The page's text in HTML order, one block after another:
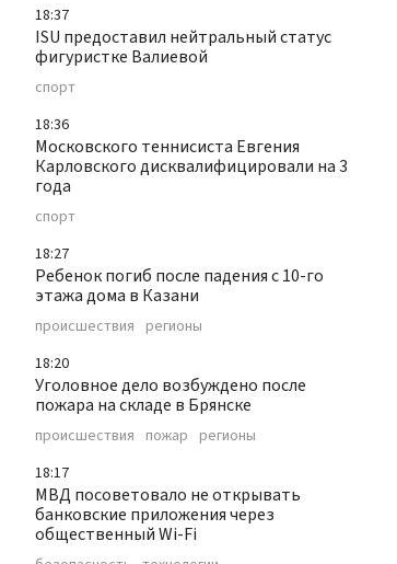
18:37
ISU предоставил нейтральный статус
фигуристке Валиевой
спорт
18:36
Московского теннисиста Евгения
Карловского дисквалифицировали на 3
года
спорт
18:27
Ребенок погиб после падения с 10-го
этажа дома в Казани
происшествия регионы
18:20
Уголовное дело возбуждено после
пожара на складе в Брянске
происшествия пожар регионы
18:17
МВД посоветовало не открывать
банковские приложения через
общественный Wi-Fi